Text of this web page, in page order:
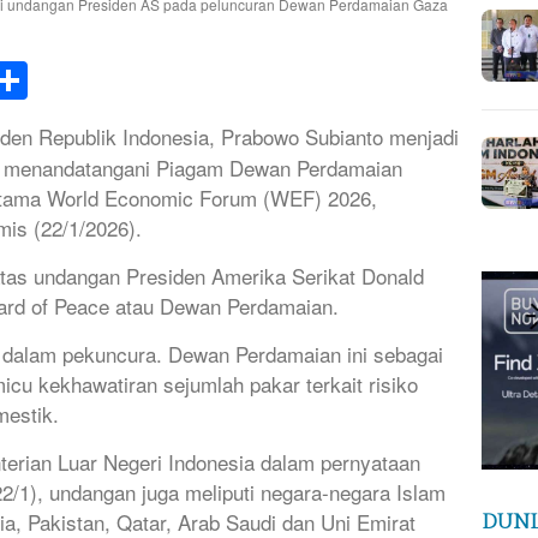
Presiden AS pada peluncuran Dewan Perdamaian Gaza
Republik Indonesia, Prabowo Subianto menjadi
Piagam Dewan Perdamaian
World Economic Forum (WEF) 2026,
(22/1/2026).
undangan Presiden Amerika Serikat Donald
of Peace atau Dewan Perdamaian.
pekuncura. Dewan Perdamaian ini sebagai
kekhawatiran sejumlah pakar terkait risiko
Luar Negeri Indonesia dalam pernyataan
1), undangan juga meliputi negara-negara Islam
Pakistan, Qatar, Arab Saudi dan Uni Emirat